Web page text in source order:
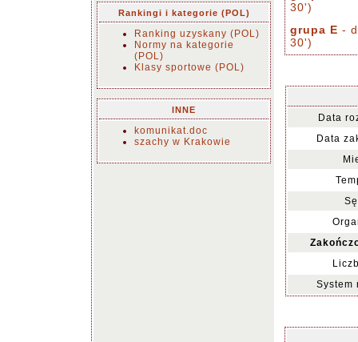
Rankingi i kategorie (POL)
Ranking uzyskany (POL)
Normy na kategorie
(POL)
Klasy sportowe (POL)
INNE
komunikat.doc
szachy w Krakowie
30')
grupa E -
30')
Data
Data
System